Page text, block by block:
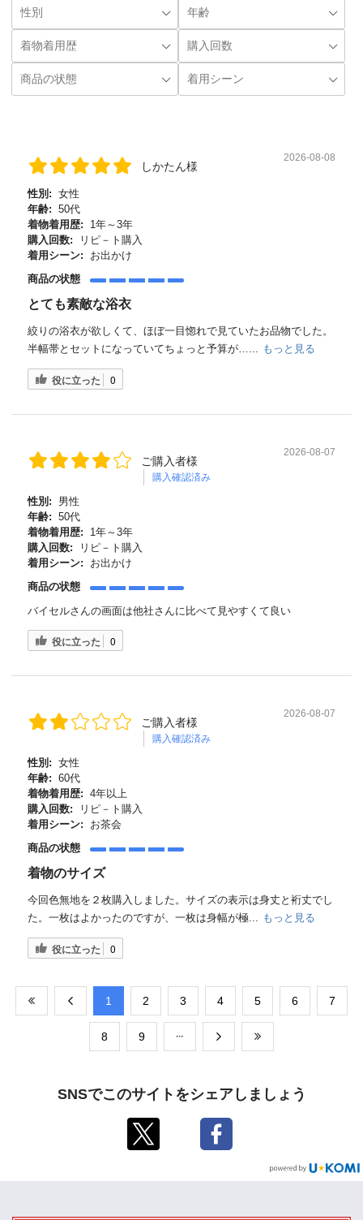
しかたん様
2026-08-08
性別: 女性
年齢: 50代
着物着用歴:
1年～3年
購入回数:
リピ－ト購入
着用シーン:
お出かけ
商品の状態
とても素敵な浴衣
絞りの浴衣が欲しくて、ほぼ一目惚れで見ていたお品物でした。
半幅帯とセットになっていてちょっと予算が…... もっと見る
役に立った 0
ご購入者様
購入確認済み
2026-08-07
性別:
男性
年齢: 50代
着物着用歴:
1年～3年
購入回数:
リピ－ト購入
着用シーン:
お出かけ
商品の状態
バイセルさんの画面は他社さんに比べて見やすくて良い
役に立った 0
ご購入者様
購入確認済み
2026-08-07
性別: 女性
年齢: 60代
着物着用歴: 4年以上
購入回数:
リピ－ト購入
着用シーン:
お茶会
商品の状態
着物のサイズ
今回色無地を２枚購入しました。サイズの表示は身丈と裄丈でし
た。一枚はよかったのですが、一枚は身幅が極... もっと見る
役に立った 0
​1 ​2 ​3 ​4 ​5 ​6 ​7
​8 ​9
SNSでこのサイトをシェアしましょう